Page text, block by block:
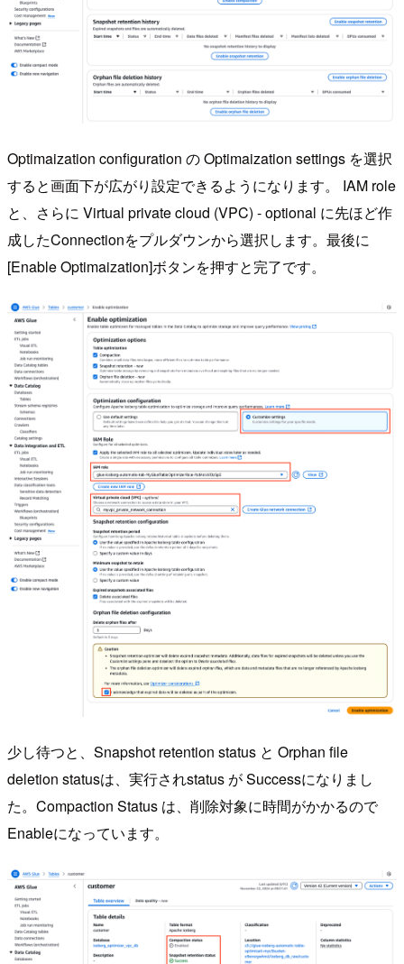
Optimaization configuration の Optimaization settings を選択
すると画面下が広がり設定できるようになります。 IAM role
と、さらに Virtual private cloud (VPC) - optional に先ほど作
成したConnectionをプルダウンから選択します。最後に
[Enable Optimaization]ボタンを押すと完了です。
少し待つと、Snapshot retention status と Orphan file
deletion statusは、実行されstatus が Successになりまし
た。Compaction Status は、削除対象に時間がかかるので
Enableになっています。